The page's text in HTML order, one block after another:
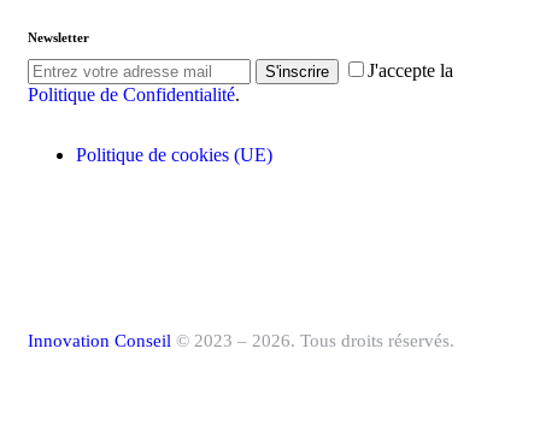
Newsletter
S'inscrire
J'accepte la
Politique de Confidentialité.
Politique de cookies (UE)
Innovation Conseil © 2023 – 2026. Tous droits réservés.